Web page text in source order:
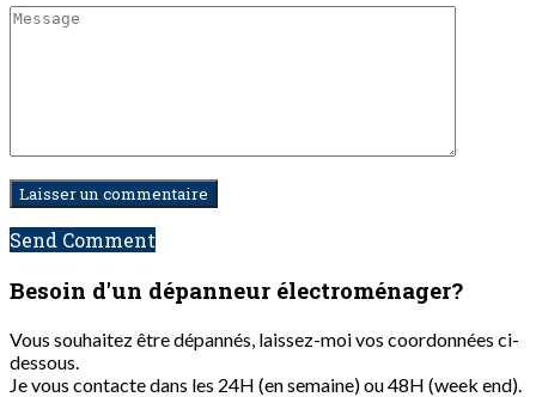
Send Comment
Besoin d'un dépanneur électroménager?
Vous souhaitez être dépannés, laissez-moi vos coordonnées ci-
dessous.
Je vous contacte dans les 24H (en semaine) ou 48H (week end).